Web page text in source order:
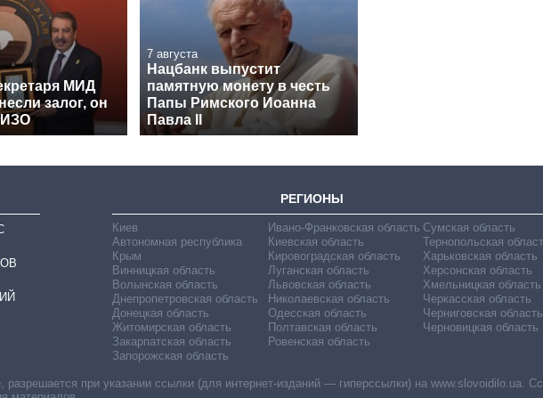
МИД
залог, он
7 августа
Нацбанк выпустит
памятную монету в честь
Папы Римского Иоанна
Павла II
РЕГИОНЫ
Киев
Автономная республика
Крым
Винницкая область
Волынская область
Днепропетровская область
Донецкая область
Житомирская область
Закарпатская область
Запорожская область
Ивано-Франковская область
Киевская область
Кировоградская область
Луганская область
Львовская область
Николаевская область
Одесская область
Полтавская область
Ровенская область
Сумская область
Тернопольская
Харьковская область
Херсонская область
Хмельницкая область
Черкасская область
Черниговская область
Черновицкая область
при указании ссылки (для интернет-изданий — гиперссылки) на www.slovoidilo.ua.